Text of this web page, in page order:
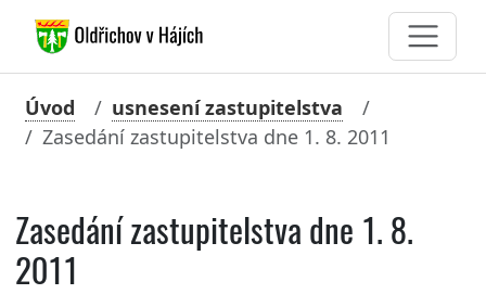
Úvod
usnesení zastupitelstva
Zasedání zastupitelstva dne 1. 8. 2011
Zasedání zastupitelstva dne 1. 8.
2011